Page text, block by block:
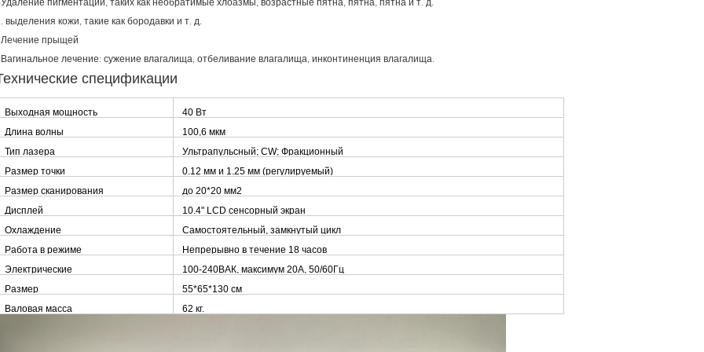
выделения кожи, такие как бородавки и т. д.
прыщей
лечение: сужение влагалища, отбеливание влагалища, инконтиненция влагалища.
спецификации
Выходная мощность
40 Вт
Длина волны
100,6 мкм
Тип лазера
Ультрапульсный; CW; Фракционный
Размер точки
0.12 мм и 1.25 мм (регулируемый)
Размер сканирования
до 20*20 мм2
Дисплей
10.4" LCD сенсорный экран
Охлаждение
Самостоятельный, замкнутый цикл
Работа в режиме
ожидания
Непрерывно в течение 18 часов
Электрические
требования
100-240ВАК, максимум 20А, 50/60Гц
Размер
55*65*130 см
Валовая масса
62 кг.